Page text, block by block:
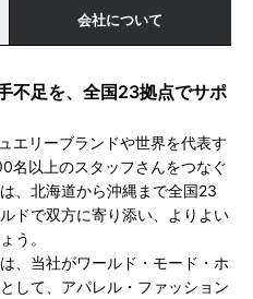
会社について
不足を、全国23拠点でサポ
エリーブランドや世界を代表す
名以上のスタッフさんをつなぐ
、北海道から沖縄まで全国23
ドで双方に寄り添い、よりよい
う。
、当社がワールド・モード・ホ
して、アパレル・ファッション